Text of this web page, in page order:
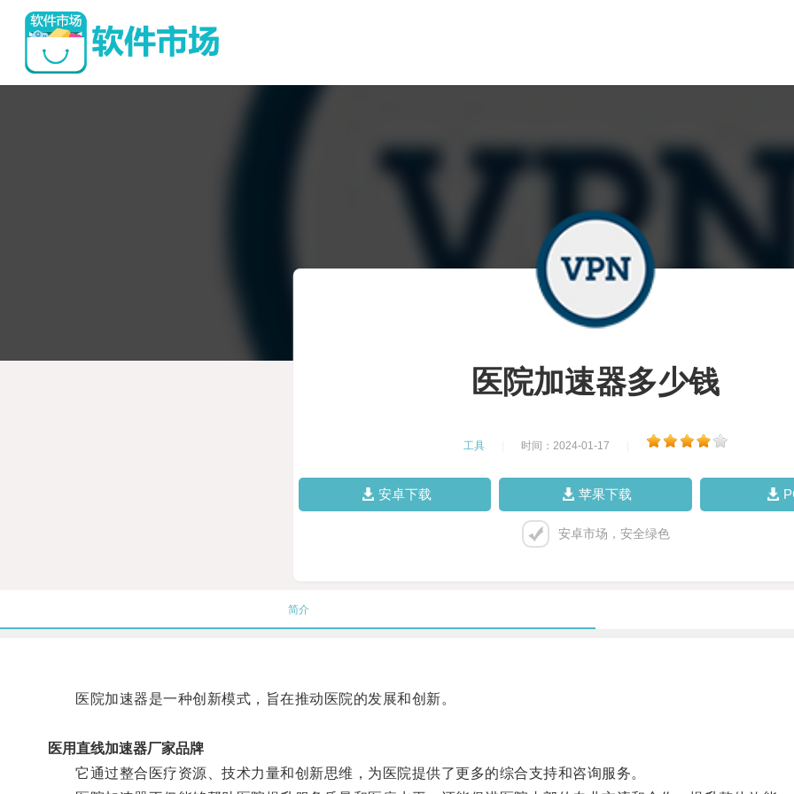
医院加速器多少钱
工具 时间：2024-01-17
安卓下载 苹果下载
安卓市场，安全绿色
简介
医院加速器是一种创新模式，旨在推动医院的发展和创新。
医用直线加速器厂家品牌
它通过整合医疗资源、技术力量和创新思维，为医院提供了更多的综合支持和咨询服务。